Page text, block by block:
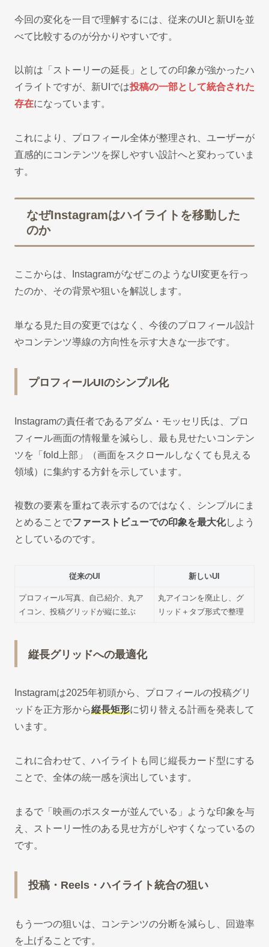
今回の変化を一目で理解するには、従来のUIと新UIを並
べて比較するのが分かりやすいです。
以前は「ストーリーの延長」としての印象が強かったハ
イライトですが、新UIでは投稿の一部として統合された
存在になっています。
これにより、プロフィール全体が整理され、ユーザーが
直感的にコンテンツを探しやすい設計へと変わっていま
す。
なぜInstagramはハイライトを移動した
のか
ここからは、InstagramがなぜこのようなUI変更を行っ
たのか、その背景や狙いを解説します。
単なる見た目の変更ではなく、今後のプロフィール設計
やコンテンツ導線の方向性を示す大きな一歩です。
プロフィールUIのシンプル化
Instagramの責任者であるアダム・モッセリ氏は、プロ
フィール画面の情報量を減らし、最も見せたいコンテン
ツを「fold上部」（画面をスクロールしなくても見える
領域）に集約する方針を示しています。
複数の要素を重ねて表示するのではなく、シンプルにま
とめることでファーストビューでの印象を最大化しよう
としているのです。
従来のUI 新しいUI
プロフィール写真、自己紹介、丸ア
イコン、投稿グリッドが縦に並ぶ
丸アイコンを廃止し、グ
リッド＋タブ形式で整理
縦長グリッドへの最適化
Instagramは2025年初頭から、プロフィールの投稿グリ
ッドを正方形から縦長矩形に切り替える計画を発表して
います。
これに合わせて、ハイライトも同じ縦長カード型にする
ことで、全体の統一感を演出しています。
まるで「映画のポスターが並んでいる」ような印象を与
え、ストーリー性のある見せ方がしやすくなっているの
です。
投稿・Reels・ハイライト統合の狙い
もう一つの狙いは、コンテンツの分断を減らし、回遊率
を上げることです。